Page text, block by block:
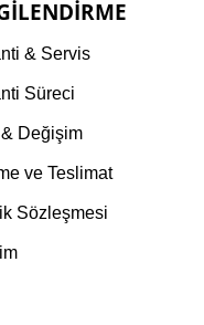
& Servis
Süreci
& Değişim
ve Teslimat
Sözleşmesi